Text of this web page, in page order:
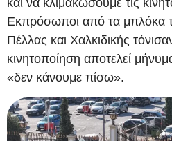
και να κλιμακώσουμε τις
Εκπρόσωποι από τα μπλόκα
Πέλλας και Χαλκιδικής
κινητοποίηση αποτελεί
«δεν κάνουμε πίσω».